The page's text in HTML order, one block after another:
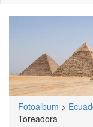
Fotoalbum >
Toreadora